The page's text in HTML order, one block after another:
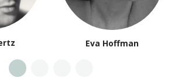
Eva Hoffman